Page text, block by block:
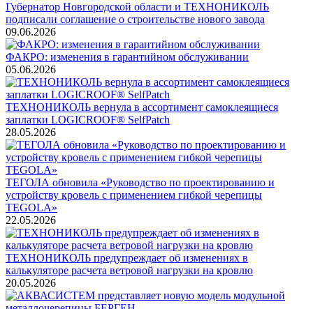
Губернатор Новгородской области и ТЕХНОНИКОЛЬ
подписали соглашение о строительстве нового завода
09.06.2026
ФАКРО: изменения в гарантийном обслуживании
05.06.2026
ТЕХНОНИКОЛЬ вернула в ассортимент самоклеящиеся
заплатки LOGICROOF® SelfPatch
28.05.2026
ТЕГОЛА обновила «Руководство по проектированию и
устройству кровель с применением гибкой черепицы
TEGOLA»
22.05.2026
ТЕХНОНИКОЛЬ предупреждает об изменениях в
калькуляторе расчета ветровой нагрузки на кровлю
20.05.2026